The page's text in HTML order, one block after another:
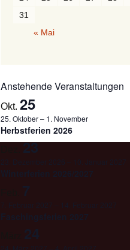
31
« Mai
Anstehende Veranstaltungen
Okt. 25
25. Oktober– 1. November
Herbstferien 2026
23
10. Januar 2027
Winterferien 2026/2027
7
7. Februar 2027 14. Februar 2027
Faschingsferien 2027
24
24. März 2027 4. April 2027